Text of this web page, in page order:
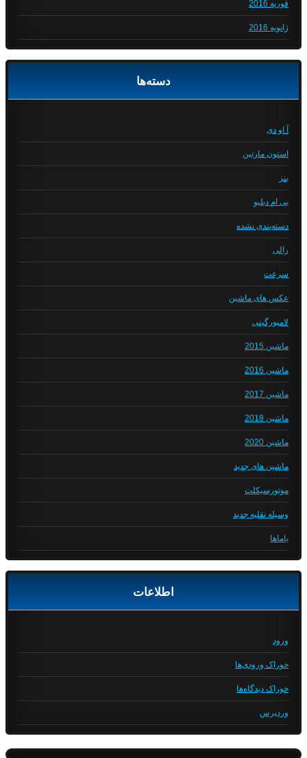
فوریه 2016
ژانویه 2016
دسته‌ها
آ او دی
استون مارتین
بنز
بی ام دبلیو
دسته‌بندی نشده
رالی
سرعت
عکس های ماشین
لامبورگینی
ماشین 2015
ماشین 2016
ماشین 2017
ماشین 2018
ماشین 2020
ماشین های جدید
موتورسیکلت
وسیله نقلیه جدید
یاماها
اطلاعات
ورود
خوراک ورودی‌ها
خوراک دیدگاه‌ها
وردپرس